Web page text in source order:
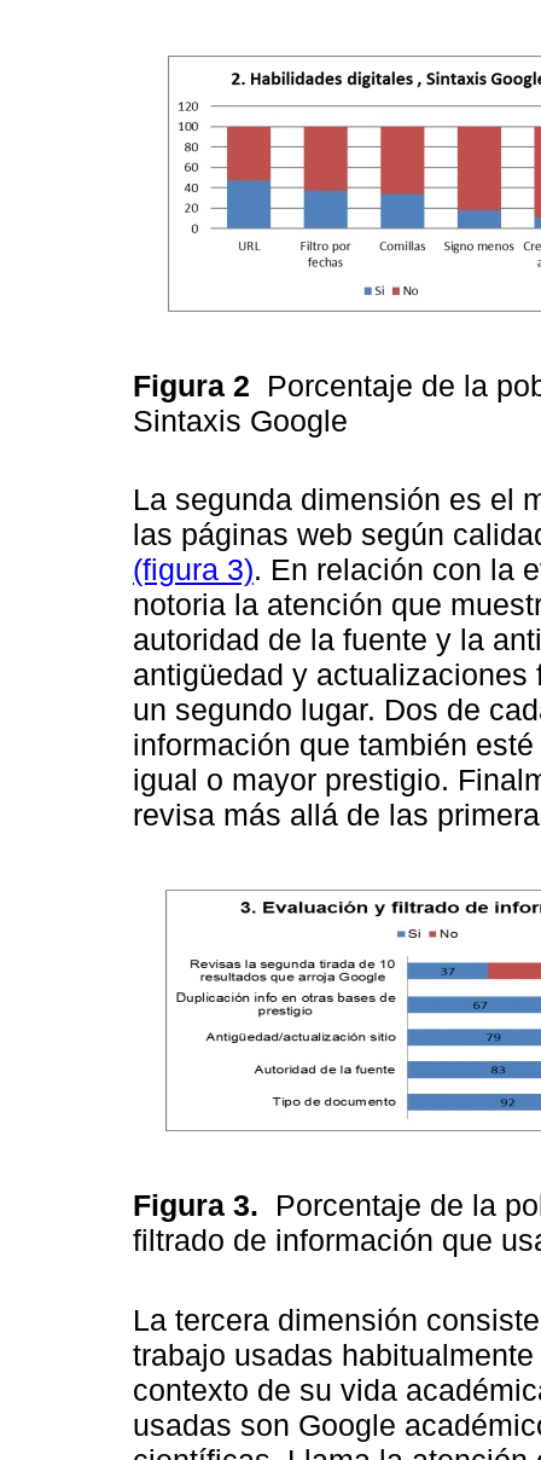
Figura 2 Porcentaje de la
Sintaxis Google
La segunda dimensión es el
las páginas web según
(figura 3). En relación con la
notoria la atención que
autoridad de la fuente y la
antigüedad y
un segundo lugar. Dos de
información que también
igual o mayor prestigio.
revisa más allá de las
Figura 3. Porcentaje de la
filtrado de información que
La tercera dimensión
trabajo usadas
contexto de su vida
usadas son Google